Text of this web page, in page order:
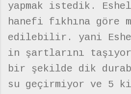
yapmak istedik.
hanefi fıkhına göre
edilebilir. yani Eshel
in şartlarını
bir şekilde dik
su geçirmiyor ve 5